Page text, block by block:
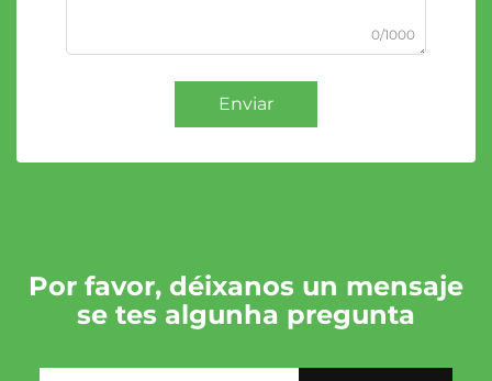
0/1000
Enviar
Por favor, déixanos un mensaje
se tes algunha pregunta